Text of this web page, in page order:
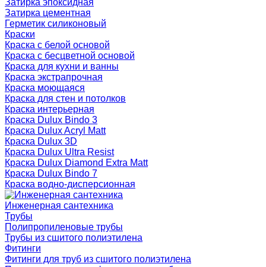
Затирка эпоксидная
Затирка цементная
Герметик силиконовый
Краски
Краска с белой основой
Краска с бесцветной основой
Краска для кухни и ванны
Краска экстрапрочная
Краска моющаяся
Краска для стен и потолков
Краска интерьерная
Краска Dulux Bindo 3
Краска Dulux Acryl Matt
Краска Dulux 3D
Краска Dulux Ultra Resist
Краска Dulux Diamond Extra Matt
Краска Dulux Bindo 7
Краска водно-дисперсионная
Инженерная сантехника
Трубы
Полипропиленовые трубы
Трубы из сшитого полиэтилена
Фитинги
Фитинги для труб из сшитого полиэтилена